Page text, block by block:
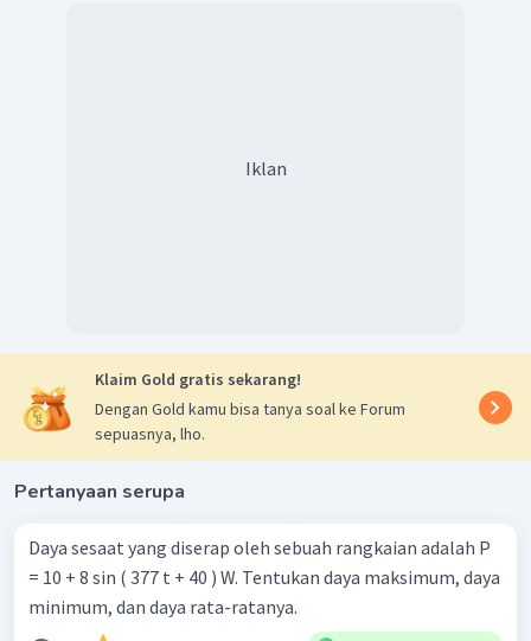
Iklan
Klaim Gold gratis sekarang!
Dengan Gold kamu bisa tanya soal ke Forum
sepuasnya, lho.
Pertanyaan serupa
Daya sesaat yang diserap oleh sebuah rangkaian adalah P
= 10 + 8 sin ( 377 t + 40 ) W. Tentukan daya maksimum, daya
minimum, dan daya rata-ratanya.